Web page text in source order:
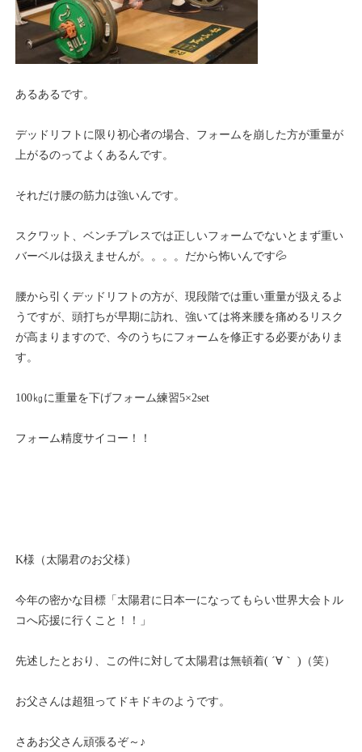
あるあるです。
デッドリフトに限り初心者の場合、フォームを崩した方が重量が
上がるのってよくあるんです。
それだけ腰の筋力は強いんです。
スクワット、ベンチプレスでは正しいフォームでないとまず重い
バーベルは扱えませんが。。。。だから怖いんです💦
腰から引くデッドリフトの方が、現段階では重い重量が扱えるよ
うですが、頭打ちが早期に訪れ、強いては将来腰を痛めるリスク
が高まりますので、今のうちにフォームを修正する必要がありま
す。
100㎏に重量を下げフォーム練習5×2set
フォーム精度サイコー！！
K様（太陽君のお父様）
今年の密かな目標「太陽君に日本一になってもらい世界大会トル
コへ応援に行くこと！！」
先述したとおり、この件に対して太陽君は無頓着( ´∀｀ )（笑）
お父さんは超狙ってドキドキのようです。
さあお父さん頑張るぞ～♪